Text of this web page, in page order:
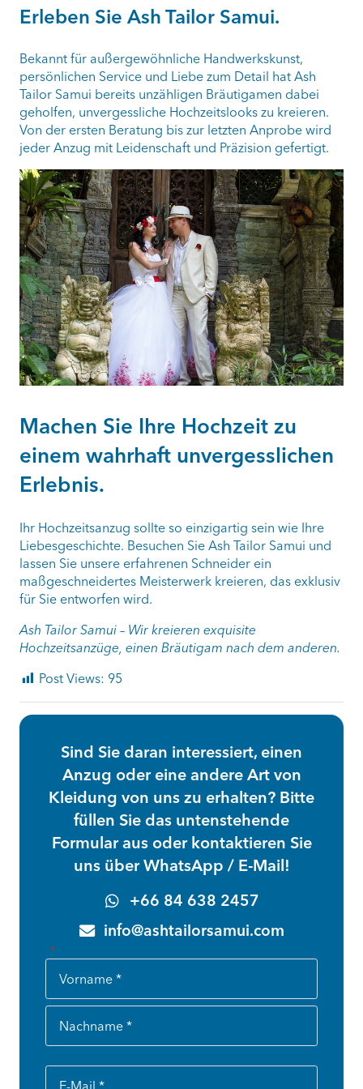
Erleben Sie Ash Tailor Samui.
Bekannt für außergewöhnliche Handwerkskunst,
persönlichen Service und Liebe zum Detail hat Ash
Tailor Samui bereits unzähligen Bräutigamen dabei
geholfen, unvergessliche Hochzeitslooks zu kreieren.
Von der ersten Beratung bis zur letzten Anprobe wird
jeder Anzug mit Leidenschaft und Präzision gefertigt.
Machen Sie Ihre Hochzeit zu
einem wahrhaft unvergesslichen
Erlebnis.
Ihr Hochzeitsanzug sollte so einzigartig sein wie Ihre
Liebesgeschichte. Besuchen Sie Ash Tailor Samui und
lassen Sie unsere erfahrenen Schneider ein
maßgeschneidertes Meisterwerk kreieren, das exklusiv
für Sie entworfen wird.
Ash Tailor Samui – Wir kreieren exquisite
Hochzeitsanzüge, einen Bräutigam nach dem anderen.
Post Views: 95
Sind Sie daran interessiert, einen
Anzug oder eine andere Art von
Kleidung von uns zu erhalten? Bitte
füllen Sie das untenstehende
Formular aus oder kontaktieren Sie
uns über WhatsApp / E-Mail!
+66 84 638 2457
info@ashtailorsamui.com
*
Name
Vorname
E-